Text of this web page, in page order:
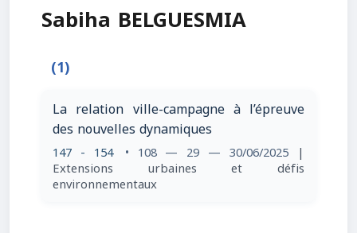
Sabiha BELGUESMIA
(1)
La relation ville-campagne à l’épreuve
des nouvelles dynamiques
147 - 154 • 108 — 29 — 30/06/2025 |
Extensions urbaines et défis
environnementaux